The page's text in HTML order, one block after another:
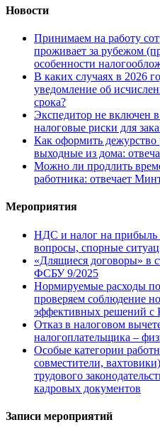
Новости
Принимаем на работу
проживает за рубежом
особенности
В каких случаях в 2026
уведомление об
срока?
Экспедитор не включен в
налоговые риски для
Как оформить дежурство
выходные из дома:
Можно ли продлить
работника: отвечает
Мероприятия
НДС и налог на прибыль
вопросы, спорные
«Длящиеся договоры» в
ФСБУ 9/2025
Нормируемые расходы
проверяем соблюдение
эффективных решений с
Отказ в налоговом
налогоплательщика –
Особые категории
совместители,
трудового
кадровых документов
Записи мероприятий